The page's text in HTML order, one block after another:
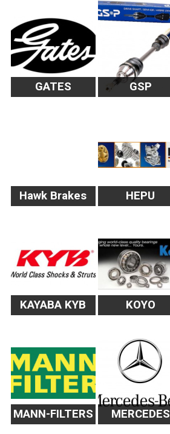
GATES GSP
Hawk Brakes HEPU
KAYABA KYB KOYO
MANN-FILTERS MERCEDES